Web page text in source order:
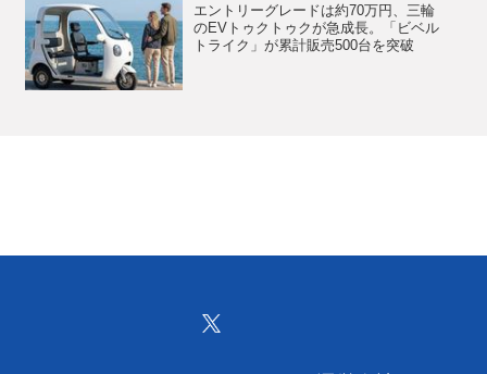
エントリーグレードは約70万円、三輪
のEVトゥクトゥクが急成長。「ビベル
トライク」が累計販売500台を突破